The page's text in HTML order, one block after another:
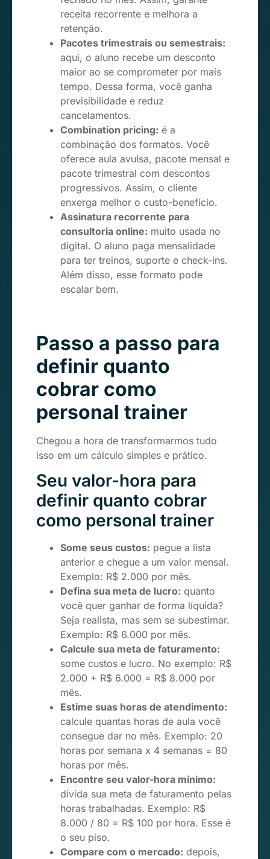
receita recorrente e melhora a
retenção.
Pacotes trimestrais ou semestrais:
aqui, o aluno recebe um desconto
maior ao se comprometer por mais
tempo. Dessa forma, você ganha
previsibilidade e reduz
cancelamentos.
Combination pricing: é a
combinação dos formatos. Você
oferece aula avulsa, pacote mensal e
pacote trimestral com descontos
progressivos. Assim, o cliente
enxerga melhor o custo-benefício.
Assinatura recorrente para
consultoria online: muito usada no
digital. O aluno paga mensalidade
para ter treinos, suporte e check-ins.
Além disso, esse formato pode
escalar bem.
Passo a passo para
definir quanto
cobrar como
personal trainer
Chegou a hora de transformarmos tudo
isso em um cálculo simples e prático.
Seu valor-hora para
definir quanto cobrar
como personal trainer
Some seus custos: pegue a lista
anterior e chegue a um valor mensal.
Exemplo: R$ 2.000 por mês.
Defina sua meta de lucro: quanto
você quer ganhar de forma líquida?
Seja realista, mas sem se subestimar.
Exemplo: R$ 6.000 por mês.
Calcule sua meta de faturamento:
some custos e lucro. No exemplo: R$
2.000 + R$ 6.000 = R$ 8.000 por
mês.
Estime suas horas de atendimento:
calcule quantas horas de aula você
consegue dar no mês. Exemplo: 20
horas por semana x 4 semanas = 80
horas por mês.
Encontre seu valor-hora mínimo:
divida sua meta de faturamento pelas
horas trabalhadas. Exemplo: R$
8.000 / 80 = R$ 100 por hora. Esse é
o seu piso.
Compare com o mercado: depois,